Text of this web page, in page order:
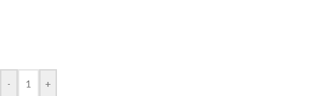
- +